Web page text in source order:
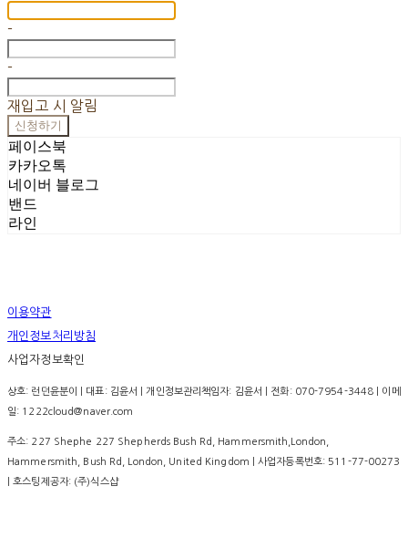
-
-
재입고 시 알림
신청하기
페이스북
카카오톡
네이버 블로그
밴드
라인
이용약관
개인정보처리방침
사업자정보확인
상호: 런던윤분이 | 대표: 김윤서 | 개인정보관리책임자: 김윤서 | 전화: 070-7954-3448 | 이메
일: 1222cloud@naver.com
주소: 227 Shephe 227 Shepherds Bush Rd, Hammersmith,London,
Hammersmith, Bush Rd, London, United Kingdom | 사업자등록번호: 511-77-00273
| 호스팅제공자: (주)식스샵